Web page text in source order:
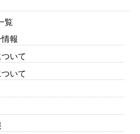
覧
報
いて
いて